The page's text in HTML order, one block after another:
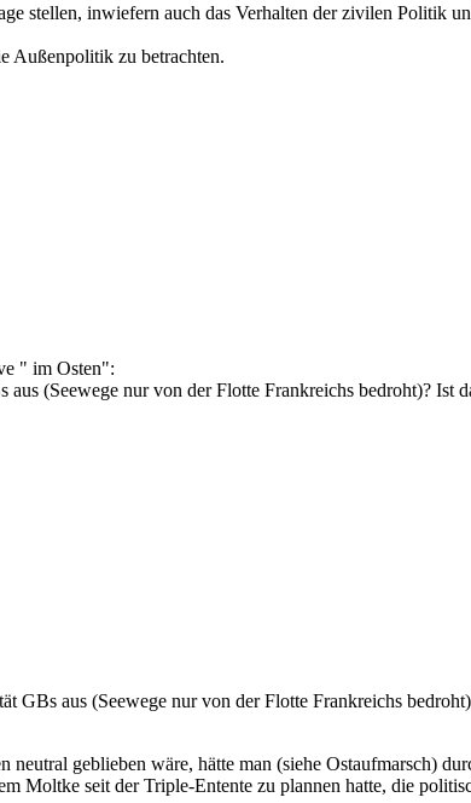
stellen, inwiefern auch das Verhalten der zivilen Politik
Außenpolitik zu betrachten.
" im Osten":
(Seewege nur von der Flotte Frankreichs bedroht)? Ist
GBs aus (Seewege nur von der Flotte Frankreichs
geblieben wäre, hätte man (siehe Ostaufmarsch)
Moltke seit der Triple-Entente zu plannen hatte, die